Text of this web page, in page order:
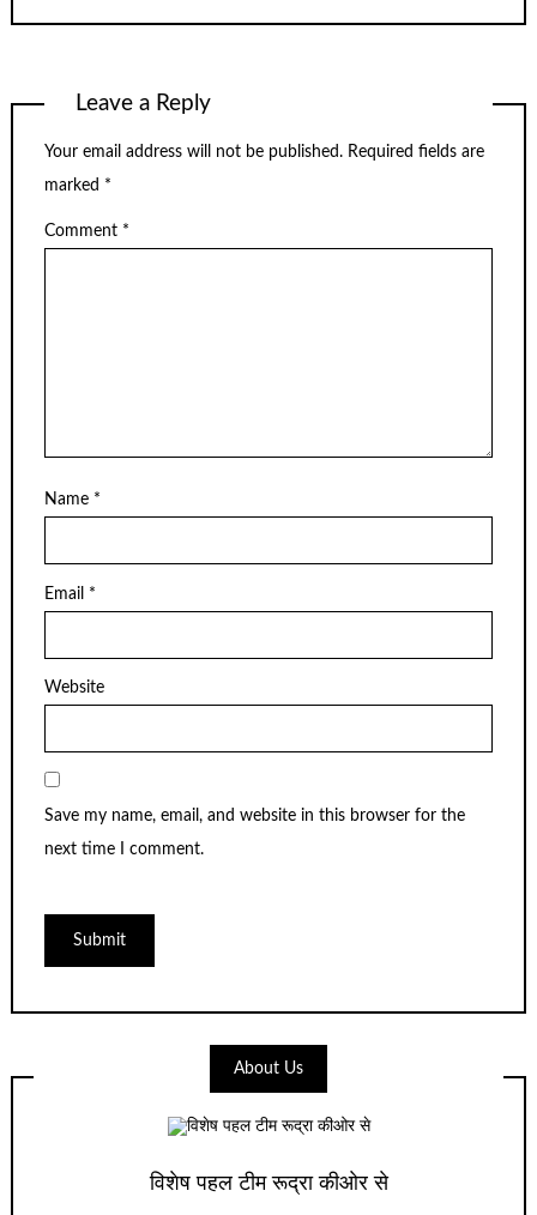
Leave a Reply
Your email address will not be published. Required fields are
marked *
Comment *
Name *
Email *
Website
Save my name, email, and website in this browser for the
next time I comment.
About Us
विशेष पहल टीम रूद्रा कीओर से